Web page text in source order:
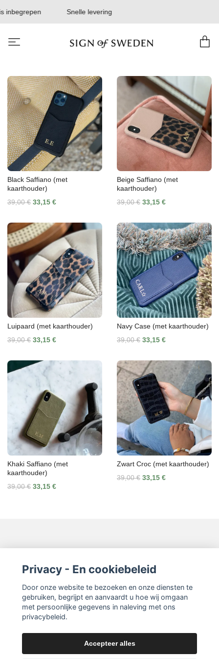
inbegrepen Snelle levering
Black Saffiano (met
kaarthouder)
39,00 € 33,15 €
Beige Saffiano (met
kaarthouder)
39,00 € 33,15 €
Luipaard (met kaarthouder)
39,00 € 33,15 €
Navy Case (met kaarthouder)
39,00 € 33,15 €
Khaki Saffiano (met
kaarthouder)
39,00 € 33,15 €
Zwart Croc (met kaarthouder)
39,00 € 33,15 €
Privacy - En cookiebeleid
Door onze website te bezoeken en onze diensten te
gebruiken, begrijpt en aanvaardt u hoe wij omgaan
met persoonlijke gegevens in naleving met ons
privacybeleid.
Accepteer alles